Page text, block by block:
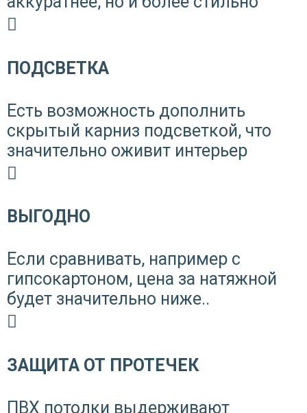
ПОДСВЕТКА
Есть возможность дополнить
скрытый карниз подсветкой, что
значительно оживит интерьер
ВЫГОДНО
Если сравнивать, например с
гипсокартоном, цена за натяжной
будет значительно ниже..
ЗАЩИТА ОТ ПРОТЕЧЕК
ПВХ потолки выдерживают